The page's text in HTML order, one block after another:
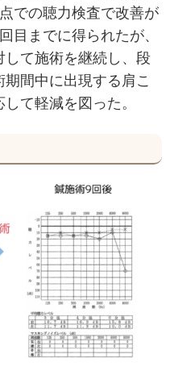
での聴力検査で改善が
目までに得られたが、
て施術を継続し、段
間中に出現する肩こ
て軽減を図った。